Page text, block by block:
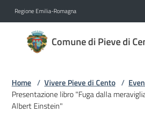
Regione Emilia-Romagna
Comune di Pieve di
Comune
di Pieve
Amministrazione
Home / Vivere Pieve di Cento /
Presentazione libro "Fuga dalla
Albert Einstein"